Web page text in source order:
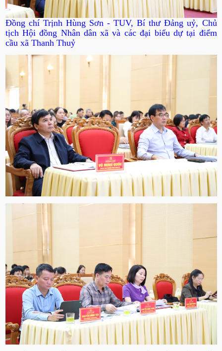
Đồng chí Trịnh Hùng Sơn - TUV, Bí thư Đảng uỷ, Chủ
tịch Hội đồng Nhân dân xã và các đại biểu dự tại điểm
cầu xã Thanh Thuỷ